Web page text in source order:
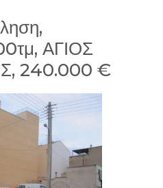
ΑΓΙΟΣ
240.000 €